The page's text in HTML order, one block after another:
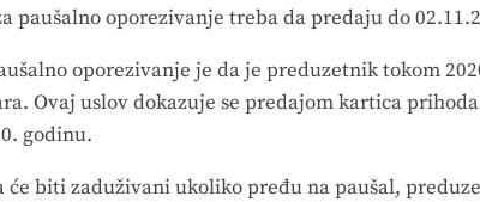
paušalno oporezivanje treba da predaju do
oporezivanje je da je preduzetnik tokom
Ovaj uslov dokazuje se predajom kartica
godinu.
će biti zaduživani ukoliko pređu na paušal,